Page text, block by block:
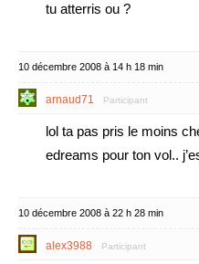
tu atterris ou ?
10 décembre 2008 à 14 h 18 min
arnaud71 Participant
lol ta pas pris le moins
edreams pour ton vol..
10 décembre 2008 à 22 h 28 min
alex3988 Participant